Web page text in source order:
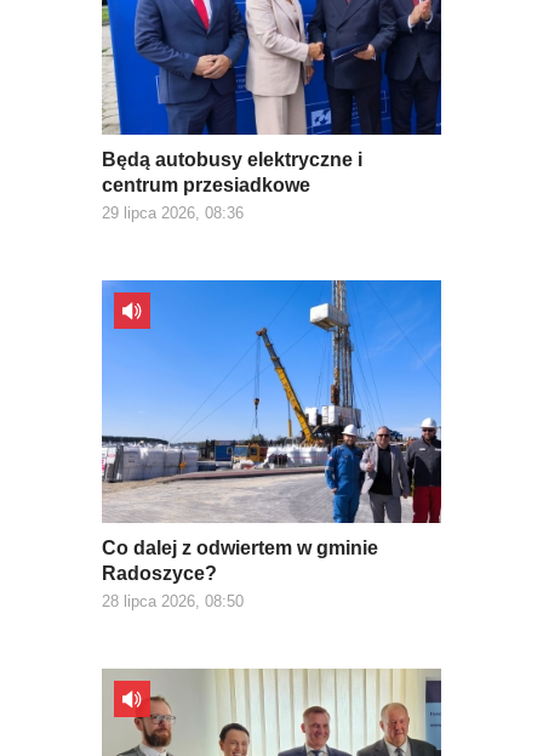
Będą autobusy elektryczne i
centrum przesiadkowe
29 lipca 2026, 08:36
Co dalej z odwiertem w gminie
Radoszyce?
28 lipca 2026, 08:50